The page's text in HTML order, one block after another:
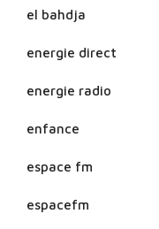
el bahdja
energie direct
energie radio
enfance
espace fm
espacefm